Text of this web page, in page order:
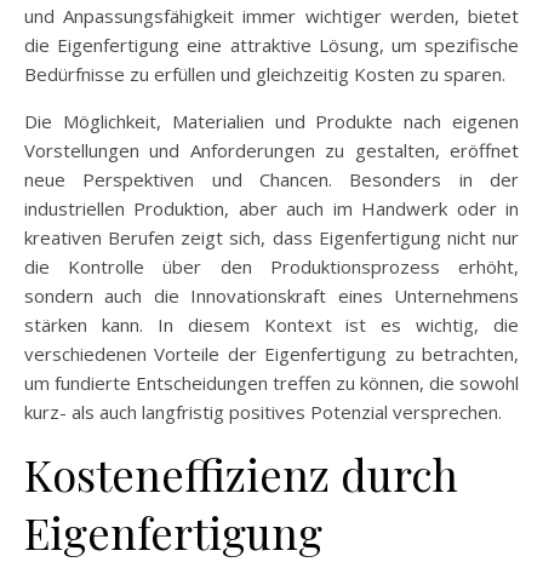
und Anpassungsfähigkeit immer wichtiger werden, bietet
die Eigenfertigung eine attraktive Lösung, um spezifische
Bedürfnisse zu erfüllen und gleichzeitig Kosten zu sparen.
Die Möglichkeit, Materialien und Produkte nach eigenen
Vorstellungen und Anforderungen zu gestalten, eröffnet
neue Perspektiven und Chancen. Besonders in der
industriellen Produktion, aber auch im Handwerk oder in
kreativen Berufen zeigt sich, dass Eigenfertigung nicht nur
die Kontrolle über den Produktionsprozess erhöht,
sondern auch die Innovationskraft eines Unternehmens
stärken kann. In diesem Kontext ist es wichtig, die
verschiedenen Vorteile der Eigenfertigung zu betrachten,
um fundierte Entscheidungen treffen zu können, die sowohl
kurz- als auch langfristig positives Potenzial versprechen.
Kosteneffizienz durch
Eigenfertigung